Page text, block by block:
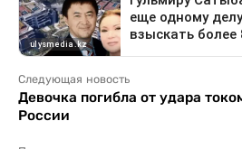
Следующая новость
Девочка погибла от удара
России